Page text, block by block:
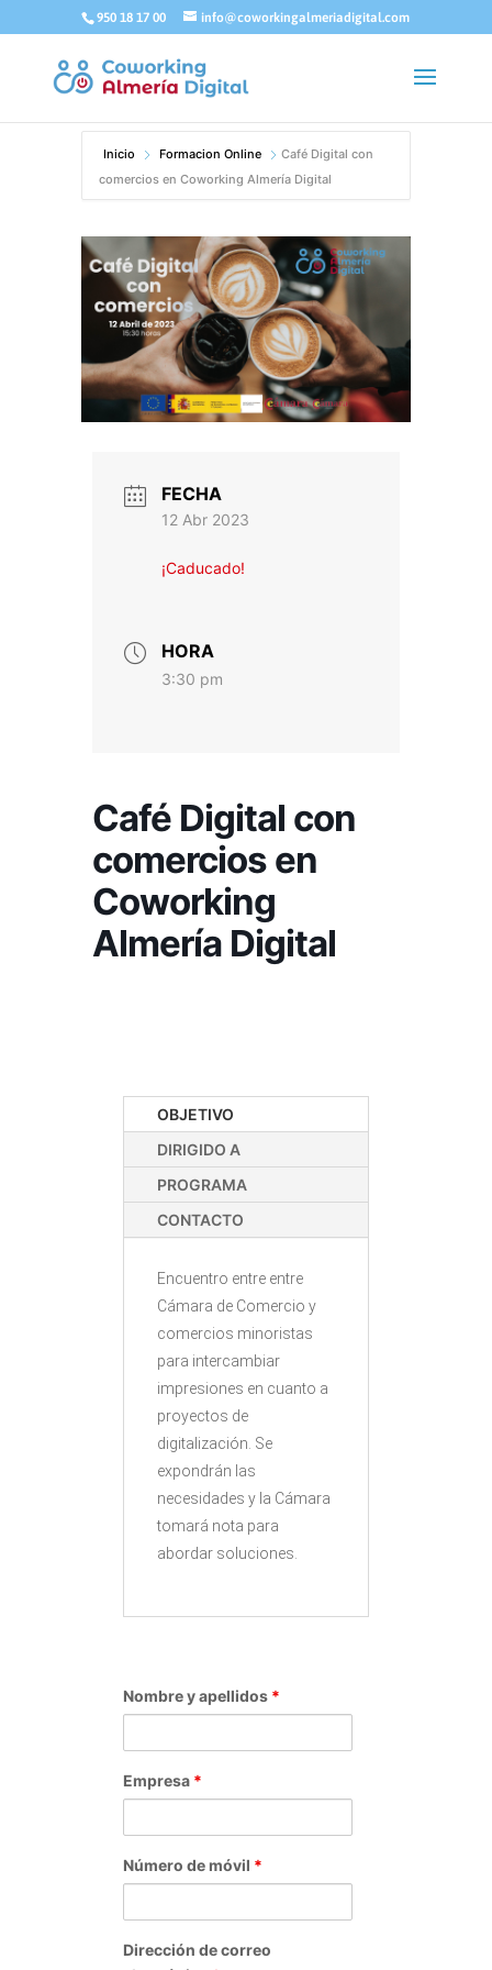
950 18 17 00 info@coworkingalmeriadigital.com
Inicio Formacion Online
Café Digital con
comercios en Coworking Almería Digital
FECHA
12 Abr 2023
¡Caducado!
HORA
3:30 pm
Café Digital con
comercios en
Coworking
Almería Digital
OBJETIVO
DIRIGIDO A
PROGRAMA
CONTACTO
Encuentro entre entre
Cámara de Comercio y
comercios minoristas
para intercambiar
impresiones en cuanto a
proyectos de
digitalización. Se
expondrán las
necesidades y la Cámara
tomará nota para
abordar soluciones.
Nombre y apellidos *
Empresa *
Número de móvil *
Dirección de correo